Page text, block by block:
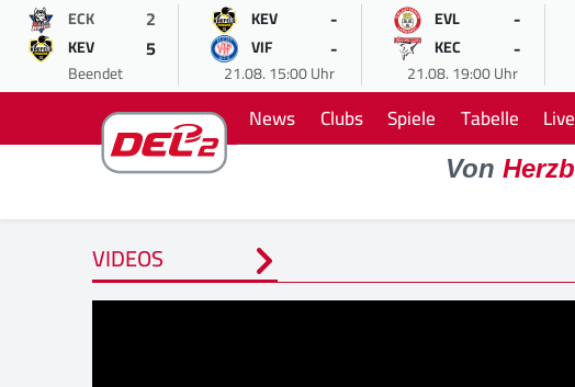
ECK 2
KEV 5
Beendet
KEV -
VIF -
21.08. 15:00 Uhr
EVL -
KEC -
21.08. 19:00 Uhr
News Clubs Spiele Tabelle Live
Von
VIDEOS